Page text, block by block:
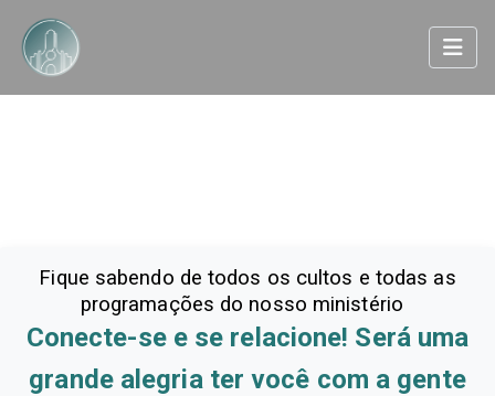
Fique sabendo de todos os cultos e todas as
programações do nosso ministério
Conecte-se e se relacione! Será uma
grande alegria ter você com a gente